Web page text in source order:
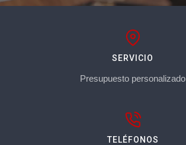
SERVICIO
Presupuesto personalizado
TELÉFONOS